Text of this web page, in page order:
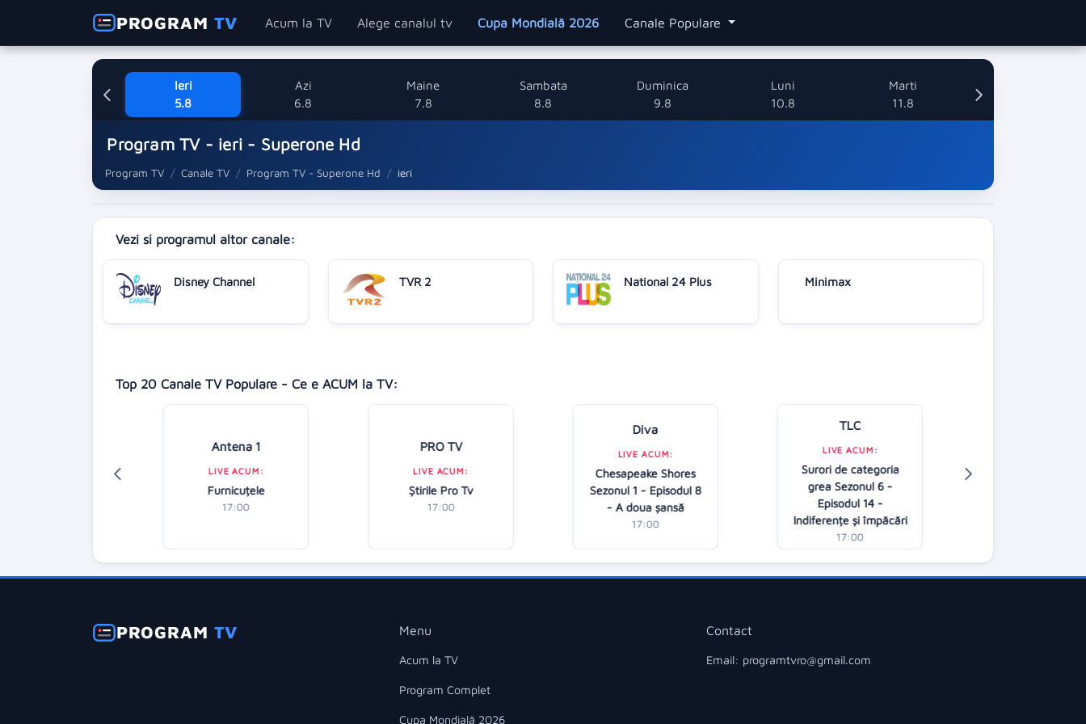
PROGRAMTV Acum la TV Alege canalul tv Cupa Mondială 2026 Canale Populare
Ieri
5.8
Azi
6.8
Maine
7.8
Sambata
8.8
Duminica
9.8
Luni
10.8
Marti
11.8
Program TV - ieri - Superone Hd
Program TV Canale TV Program TV - Superone Hd ieri
Vezi si programul altor canale:
Disney Channel TVR 2 National 24 Plus Minimax
Top 20 Canale TV Populare - Ce e ACUM la TV:
Antena 1
LIVE ACUM:
Furnicuțele
17:00
PRO TV
LIVE ACUM:
Ştirile Pro Tv
17:00
Diva
LIVE ACUM:
Chesapeake Shores
Sezonul 1 - Episodul 8
- A doua șansă
17:00
TLC
LIVE ACUM:
Surori de categoria
grea Sezonul 6 -
Episodul 14 -
Indiferențe și împăcări
17:00
PROGRAMTV Menu
Acum la TV
Program Complet
Cupa Mondială 2026
Contact
Email: programtvro@gmail.com